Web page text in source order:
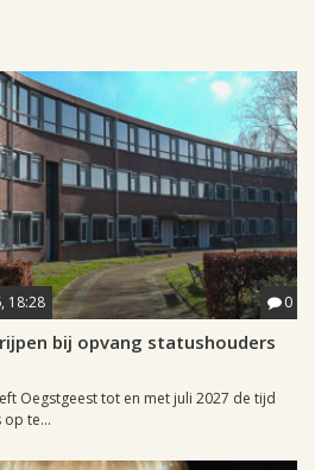
18:28 0
bij opvang statushouders
Oegstgeest tot en met juli 2027 de tijd
te...